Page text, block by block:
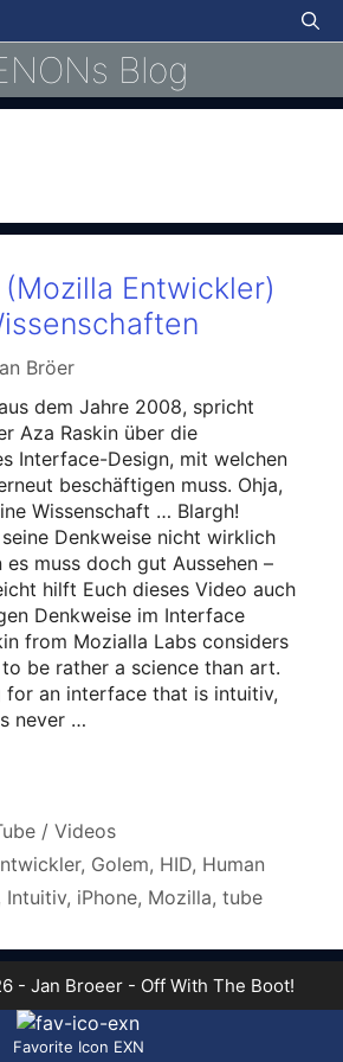
Blog
(Mozilla Entwickler)
Bröer
dem Jahre 2008, spricht
Aza Raskin über die
Interface-Design, mit welchen
beschäftigen muss. Ohja,
Wissenschaft … Blargh!
Denkweise nicht wirklich
muss doch gut Aussehen –
hilft Euch dieses Video auch
Denkweise im Interface
from Mozialla Labs considers
be rather a science than art.
for an interface that is intuitiv,
never …
/ Videos
, Golem, HID, Human
Intuitiv, iPhone, Mozilla, tube
- Jan Broeer - Off With The Boot!
Favorite Icon EXN